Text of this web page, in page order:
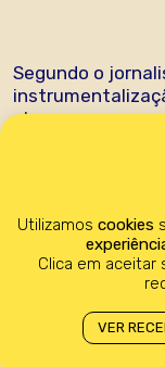
Segundo o
almoço com o
publicitário e
facto é descrito
ISCTE –
Marchi. “No
utilização deste
celeuma”, lê-se.
Utilizamos cookies
Clica em
VER